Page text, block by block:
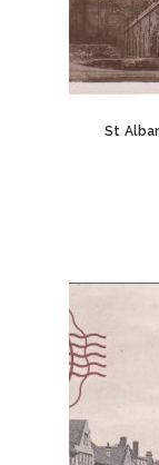
St